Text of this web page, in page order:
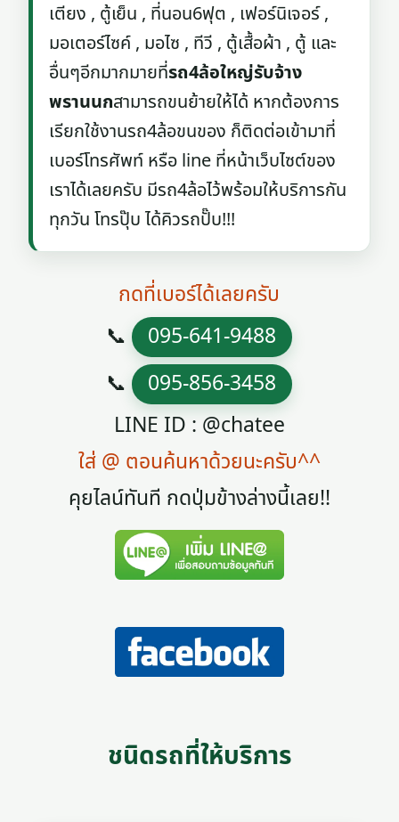
เตียง , ตู้เย็น , ที่นอน6ฟุต , เฟอร์นิเจอร์ ,
มอเตอร์ไซค์ , มอไซ , ทีวี , ตู้เสื้อผ้า , ตู้ และ
อื่นๆอีกมากมายที่รถ4ล้อใหญ่รับจ้าง
พรานนกสามารถขนย้ายให้ได้ หากต้องการ
เรียกใช้งานรถ4ล้อขนของ ก็ติดต่อเข้ามาที่
เบอร์โทรศัพท์ หรือ line ที่หน้าเว็บไซต์ของ
เราได้เลยครับ มีรถ4ล้อไว้พร้อมให้บริการกัน
ทุกวัน โทรปุ๊บ ได้คิวรถปั๊บ!!!
กดที่เบอร์ได้เลยครับ
📞 095-641-9488
📞 095-856-3458
LINE ID : @chatee
ใส่ @ ตอนค้นหาด้วยนะครับ^^
คุยไลน์ทันที กดปุ่มข้างล่างนี้เลย!!
ชนิดรถที่ให้บริการ